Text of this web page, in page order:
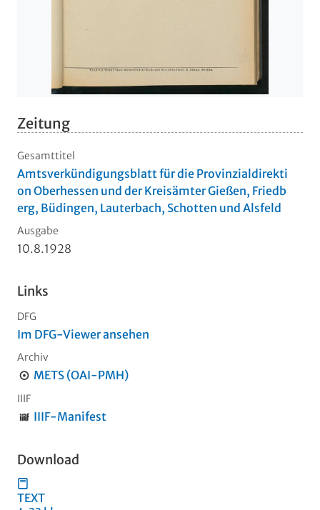
Zeitung
Gesamttitel
Amtsverkündigungsblatt für die Provinzialdirekti
on Oberhessen und der Kreisämter Gießen, Friedb
erg, Büdingen, Lauterbach, Schotten und Alsfeld
Ausgabe
10.8.1928
Links
DFG
Im DFG-Viewer ansehen
Archiv
METS (OAI-PMH)
IIIF
IIIF-Manifest
Download
TEXT